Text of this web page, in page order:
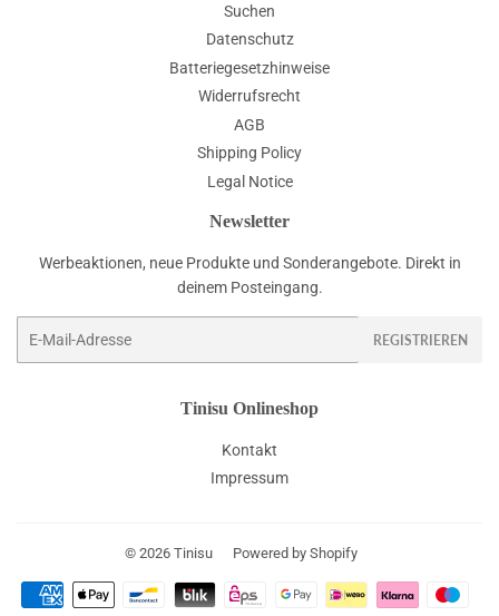
Suchen
Datenschutz
Batteriegesetzhinweise
Widerrufsrecht
AGB
Shipping Policy
Legal Notice
Newsletter
Werbeaktionen, neue Produkte und Sonderangebote. Direkt in
deinem Posteingang.
REGISTRIEREN
Tinisu Onlineshop
Kontakt
Impressum
© 2026 Tinisu Powered by Shopify
Zahlungsarten